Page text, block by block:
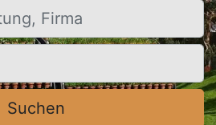
Suchen